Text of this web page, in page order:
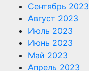
Сентябрь 2023
Август 2023
Июль 2023
Июнь 2023
Май 2023
Апрель 2023